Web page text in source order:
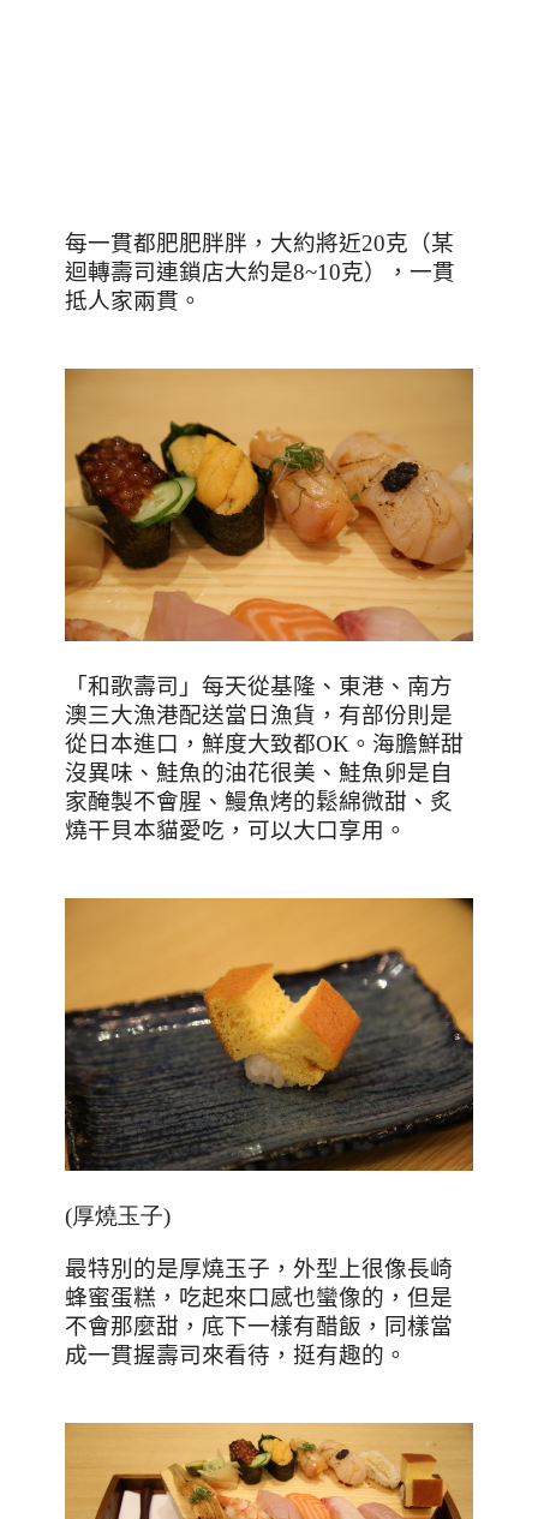
每一貫都肥肥胖胖，大約將近20克（某
迴轉壽司連鎖店大約是8~10克），一貫
抵人家兩貫。
「和歌壽司」每天從基隆、東港、南方
澳三大漁港配送當日漁貨，有部份則是
從日本進口，鮮度大致都OK 。海膽鮮甜
沒異味、鮭魚的油花很美、鮭魚卵是自
家醃製不會腥、鰻魚烤的鬆綿微甜、炙
燒干貝本貓愛吃，可以大口享用。
(厚燒玉子)
最特別的是厚燒玉子，外型上很像長崎
蜂蜜蛋糕，吃起來口感也蠻像的，但是
不會那麼甜，底下一樣有醋飯，同樣當
成一貫握壽司來看待，挺有趣的。